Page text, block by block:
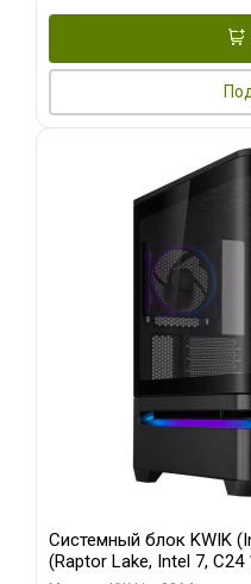
Системный блок KWIK
(Raptor Lake, Intel 7,